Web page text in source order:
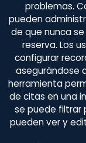
problemas.
pueden
de que nunca
reserva. Los
configurar
asegurándose
herramienta
de citas en una
se puede filtrar
pueden ver y